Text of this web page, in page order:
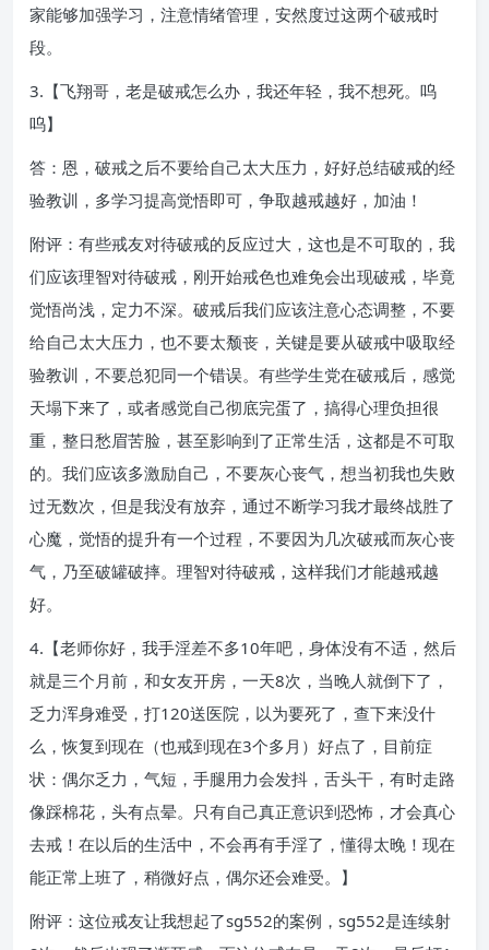
家能够加强学习，注意情绪管理，安然度过这两个破戒时
段。
3.【飞翔哥，老是破戒怎么办，我还年轻，我不想死。呜
呜】
答：恩，破戒之后不要给自己太大压力，好好总结破戒的经
验教训，多学习提高觉悟即可，争取越戒越好，加油！
附评：有些戒友对待破戒的反应过大，这也是不可取的，我
们应该理智对待破戒，刚开始戒色也难免会出现破戒，毕竟
觉悟尚浅，定力不深。破戒后我们应该注意心态调整，不要
给自己太大压力，也不要太颓丧，关键是要从破戒中吸取经
验教训，不要总犯同一个错误。有些学生党在破戒后，感觉
天塌下来了，或者感觉自己彻底完蛋了，搞得心理负担很
重，整日愁眉苦脸，甚至影响到了正常生活，这都是不可取
的。我们应该多激励自己，不要灰心丧气，想当初我也失败
过无数次，但是我没有放弃，通过不断学习我才最终战胜了
心魔，觉悟的提升有一个过程，不要因为几次破戒而灰心丧
气，乃至破罐破摔。理智对待破戒，这样我们才能越戒越
好。
4.【老师你好，我手淫差不多10年吧，身体没有不适，然后
就是三个月前，和女友开房，一天8次，当晚人就倒下了，
乏力浑身难受，打120送医院，以为要死了，查下来没什
么，恢复到现在（也戒到现在3个多月）好点了，目前症
状：偶尔乏力，气短，手腿用力会发抖，舌头干，有时走路
像踩棉花，头有点晕。只有自己真正意识到恐怖，才会真心
去戒！在以后的生活中，不会再有手淫了，懂得太晚！现在
能正常上班了，稍微好点，偶尔还会难受。】
附评：这位戒友让我想起了sg552的案例，sg552是连续射